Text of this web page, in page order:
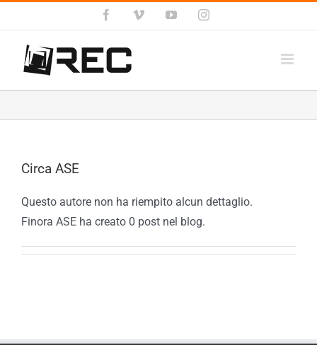
al
contenuto
FacebookVimeo YouTubeInstagram
Circa ASE
Questo autore non ha riempito alcun dettaglio.
Finora ASE ha creato 0 post nel blog.